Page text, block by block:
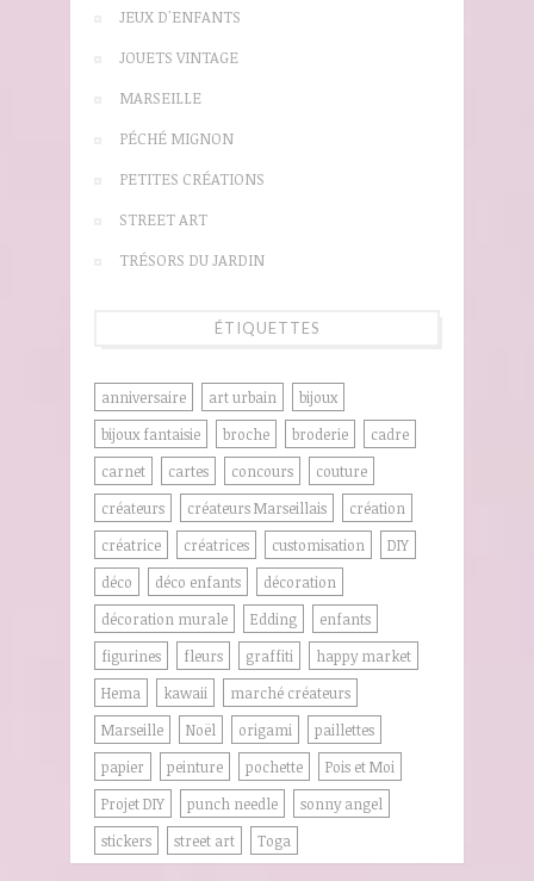
JEUX D'ENFANTS
JOUETS VINTAGE
MARSEILLE
PÉCHÉ MIGNON
PETITES CRÉATIONS
STREET ART
TRÉSORS DU JARDIN
ÉTIQUETTES
anniversaire art urbain
bijoux
bijoux fantaisie
broche broderie
cadre
carnet
cartes concours
couture
créateurs
créateurs Marseillais
création
créatrice
créatrices customisation
DIY
déco
déco enfants
décoration
décoration murale
Edding
enfants
figurines
fleurs graffiti
happy market
Hema
kawaii
marché créateurs
Marseille
Noël origami
paillettes
papier
peinture pochette
Pois et Moi
Projet DIY
punch needle
sonny angel
stickers
street art Toga